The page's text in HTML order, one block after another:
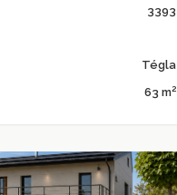
3393
Tégla
63 m2